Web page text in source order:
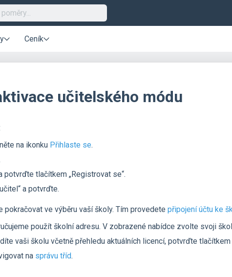
Ceník
učitelského módu
na ikonku Přihlaste se.
potvrďte tlačítkem „Registrovat se“.
a potvrďte.
pokračovat ve výběru vaší školy. Tím provedete připojení účtu ke
použít školní adresu. V zobrazené nabídce zvolte svoji
vaši školu včetně přehledu aktuálních licencí, potvrďte tlačítkem
na správu tříd.